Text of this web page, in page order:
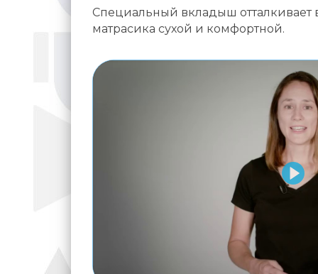
Специальный вкладыш отталкивает
матрасика сухой и комфортной.